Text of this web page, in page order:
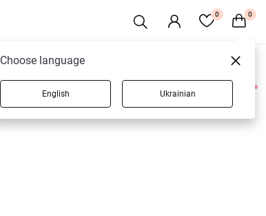
0 0
1 товаров
Choose language
English Ukrainian